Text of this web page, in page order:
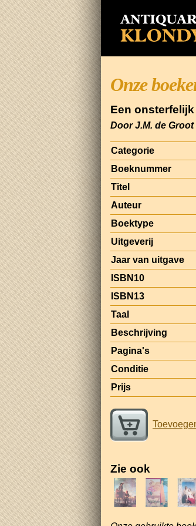
Onze
Een
Door J.M. de Groot
Categorie
Boeknummer
Titel
Auteur
Boektype
Uitgeverij
Jaar van uitgave
ISBN10
ISBN13
Taal
Beschrijving
Pagina's
Conditie
Prijs
Zie ook